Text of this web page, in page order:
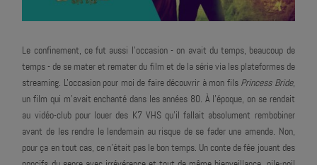
Le confinement, ce fut aussi l'occasion - on avait du temps, beaucoup de
temps - de se mater et remater du film et de la série via les plateformes de
streaming. L'occasion pour moi de faire découvrir à mon fils Princess Bride,
un film qui m'avait enchanté dans les années 80. À l'époque, on se rendait
au vidéo-club pour louer des K7 VHS qu'il fallait absolument rembobiner
avant de les rendre le lendemain au risque de se fader une amende. Non,
pour ça en tout cas, ce n'était pas le bon temps. Un conte de fée jouant des